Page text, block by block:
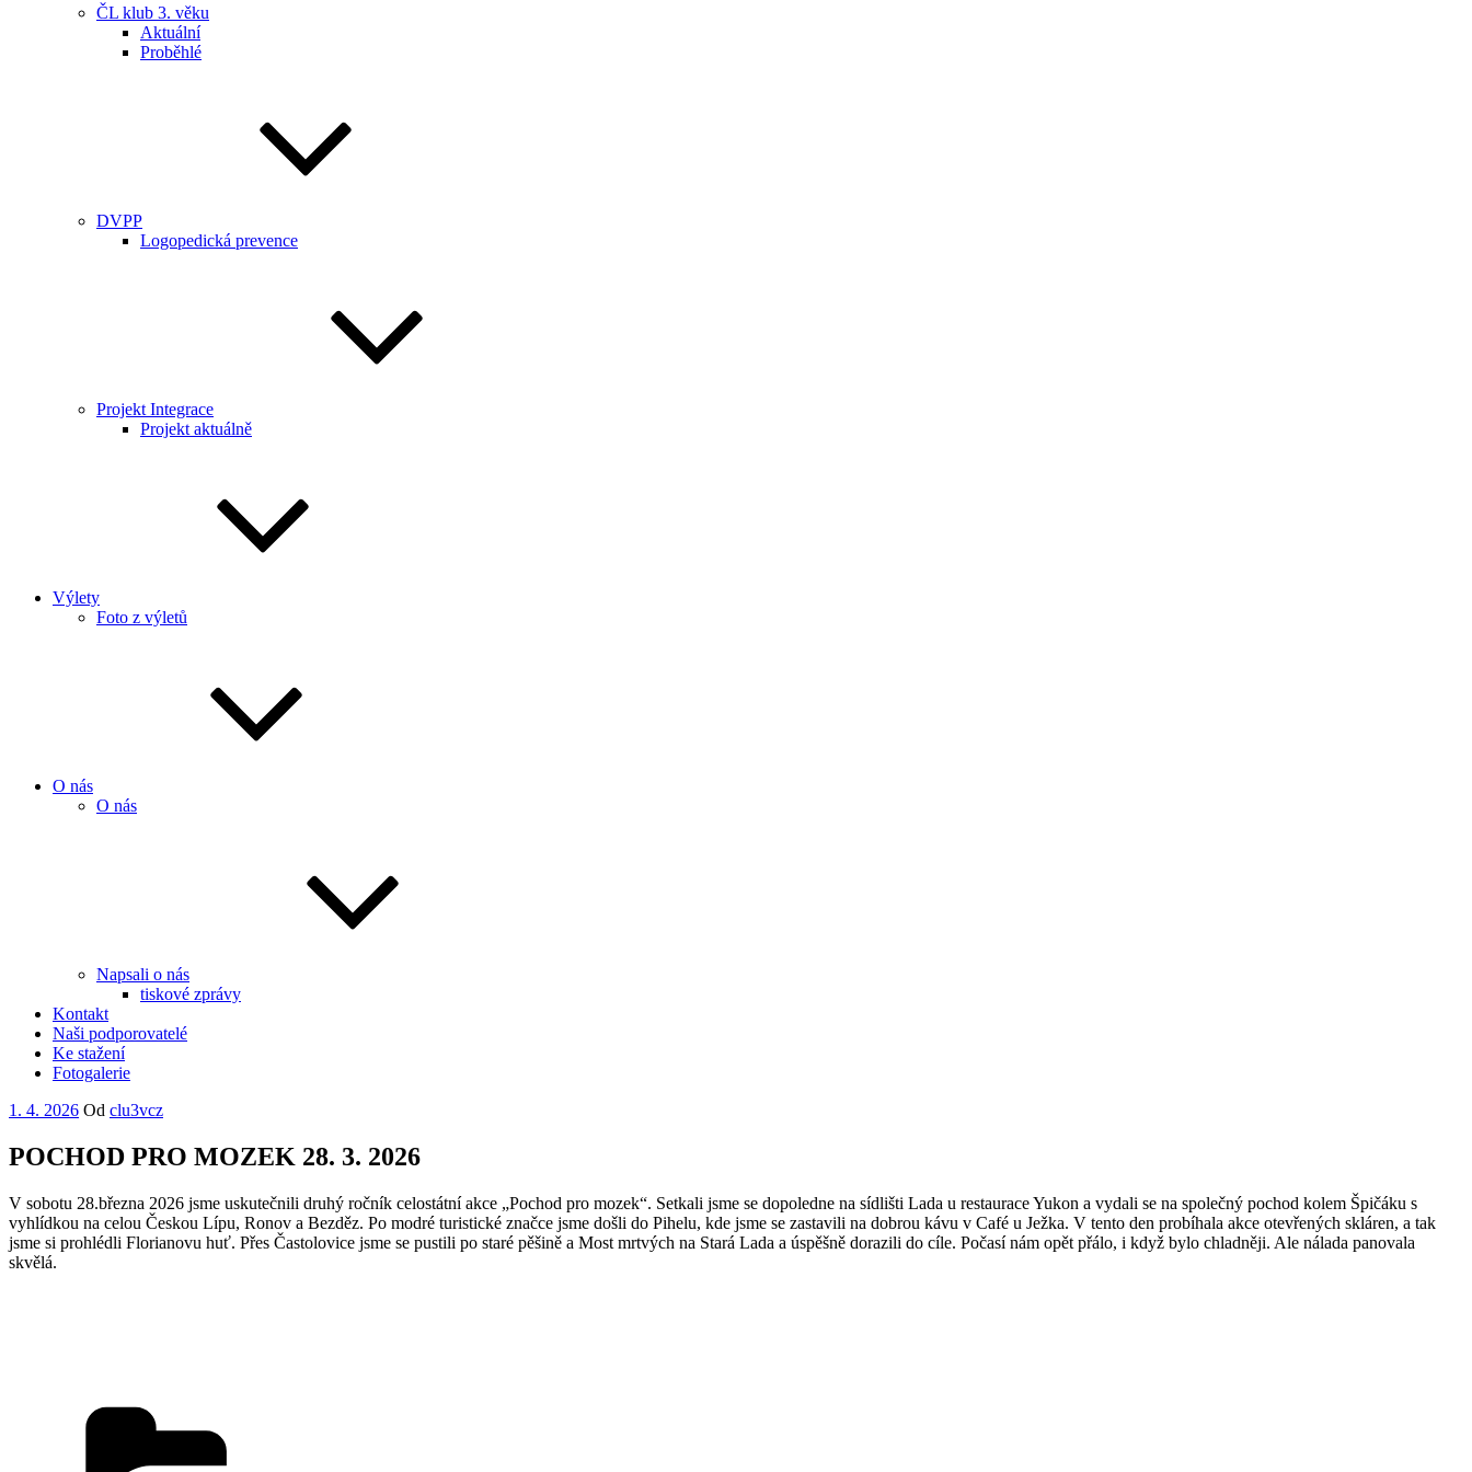
ČL klub 3. věku
Aktuální
Proběhlé
DVPP
Logopedická prevence
Projekt Integrace
Projekt aktuálně
Výlety
Foto z výletů
O nás
O nás
Napsali o nás
tiskové zprávy
Kontakt
Naši podporovatelé
Ke stažení
Fotogalerie
Publikováno
1. 4. 2026 Od clu3vcz
POCHOD PRO MOZEK 28. 3. 2026
V sobotu 28.března 2026 jsme uskutečnili druhý ročník celostátní akce „Pochod pro mozek“. Setkali jsme se dopoledne na sídlišti Lada u restaurace Yukon a vydali se na společný pochod kolem Špičáku s
vyhlídkou na celou Českou Lípu, Ronov a Bezděz. Po modré turistické značce jsme došli do Pihelu, kde jsme se zastavili na dobrou kávu v Café u Ježka. V tento den probíhala akce otevřených skláren, a tak
jsme si prohlédli Florianovu huť. Přes Častolovice jsme se pustili po staré pěšině a Most mrtvých na Stará Lada a úspěšně dorazili do cíle. Počasí nám opět přálo, i když bylo chladněji. Ale nálada panovala
skvělá.